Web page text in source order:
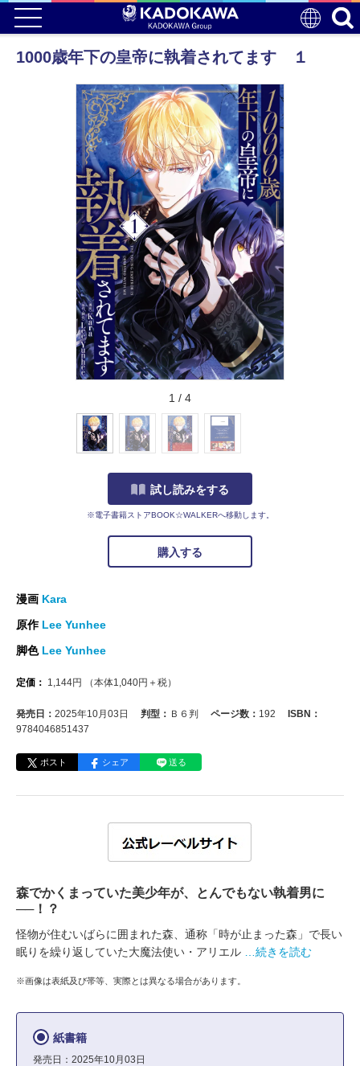
1000歳年下の皇帝に執着されてます １
1 / 4
試し読みをする
※電子書籍ストアBOOK☆WALKERへ移動します。
購入する
漫画 Kara
原作 Lee Yunhee
脚色 Lee Yunhee
定価： 1,144円 （本体1,040円＋税）
発売日： 2025年10月03日 判型： Ｂ６判 ページ数： 192
ISBN：
9784046851437
ポスト シェア 送る
森でかくまっていた美少年が、とんでもない執着男に
──！？
怪物が住むいばらに囲まれた森、通称「時が止まった森」で長い
眠りを繰り返していた大魔法使い・アリエル
…続きを読む
※画像は表紙及び帯等、実際とは異なる場合があります。
紙書籍
発売日：2025年10月03日